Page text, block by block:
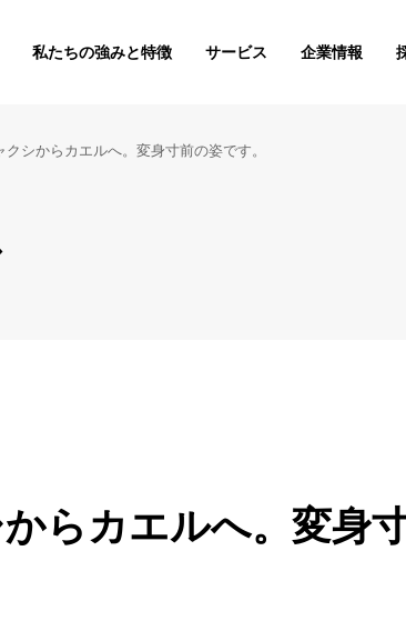
私たちの強みと特徴 サービス 企業情報
クシからカエルへ。変身寸前の姿です。
らカエルへ。変身